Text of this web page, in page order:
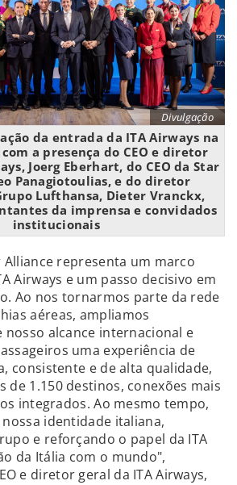
Divulgação
da entrada da ITA Airways na
a presença do CEO e diretor
Joerg Eberhart, do CEO da Star
Panagiotoulias, e do diretor
Lufthansa, Dieter Vranckx,
da imprensa e convidados
institucionais
Alliance representa um marco
Airways e um passo decisivo em
Ao nos tornarmos parte da rede
aéreas, ampliamos
alcance internacional e
uma experiência de
consistente e de alta qualidade,
de 1.150 destinos, conexões mais
integrados. Ao mesmo tempo,
identidade italiana,
e reforçando o papel da ITA
da Itália com o mundo",
e diretor geral da ITA Airways,